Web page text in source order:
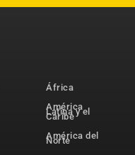
África
América
Latina y el
Caribe
América del
Norte